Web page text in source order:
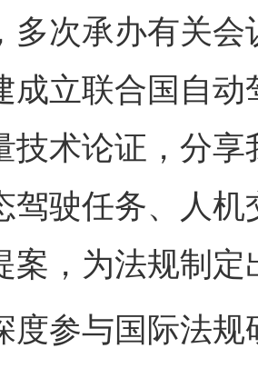
多次承办有关
成立联合国自
技术论证，分
驾驶任务、人
案，为法规制
与国际法规